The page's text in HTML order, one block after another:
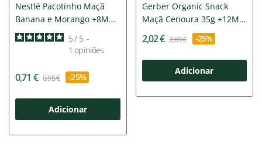
Nestlé Pacotinho Maçã
Banana e Morango +8M
90g
5/ 5 -
1 opiniões
0,71 € 0,95 € -25%
Adicionar
Gerber Organic Snack
Maçã Cenoura 35g +12M
2,02 € 2,69 € -25%
Adicionar